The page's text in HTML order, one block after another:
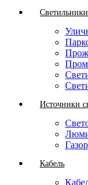
Источники
Кабель